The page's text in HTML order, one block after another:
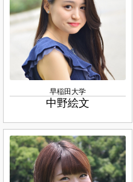
早稲田大学
中野絵文